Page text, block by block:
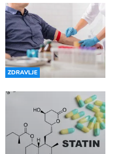
ZDRAVLJE